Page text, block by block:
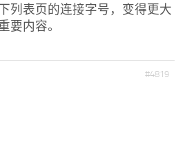
列表页的连接字号，变得更大
要内容。
#4819